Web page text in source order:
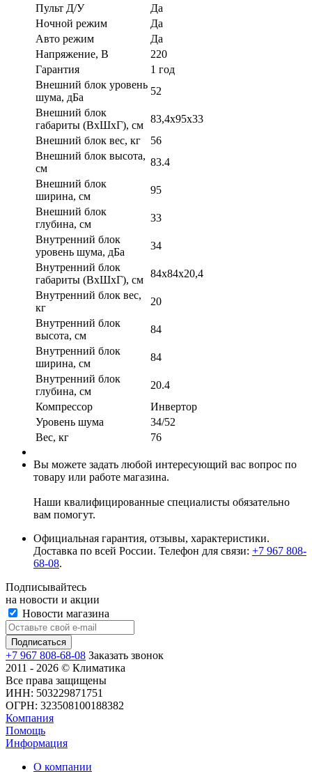
Пульт Д/У
Да
Ночной режим
Да
Авто режим
Да
Напряжение, В
220
Гарантия
1 год
Внешний блок уровень
шума, дБа
52
Внешний блок
габариты (ВхШхГ), см
83,4x95x33
Внешний блок вес, кг
56
Внешний блок высота,
см
83.4
Внешний блок
ширина, см
95
Внешний блок
глубина, см
33
Внутренний блок
уровень шума, дБа
34
Внутренний блок
габариты (ВхШхГ), см
84х84х20,4
Внутренний блок вес,
кг
20
Внутренний блок
высота, см
84
Внутренний блок
ширина, см
84
Внутренний блок
глубина, см
20.4
Компрессор
Инвертор
Уровень шума
34/52
Вес, кг
76
Вы можете задать любой интересующий вас вопрос по
товару или работе магазина.
Наши квалифицированные специалисты обязательно
вам помогут.
Официальная гарантия, отзывы, характеристики.
Доставка по всей России. Телефон для связи: +7 967 808-
68-08.
Подписывайтесь
на новости и акции
Новости магазина
+7 967 808-68-08 Заказать звонок
2011 - 2026 © Климатика
Все права защищены
ИНН: 503229871751
ОГРН: 323508100188382
Компания
Помощь
Информация
О компании